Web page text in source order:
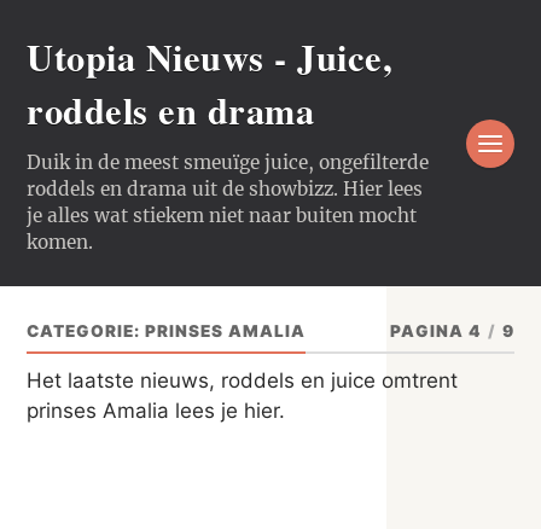
Utopia Nieuws - Juice,
roddels en drama
Duik in de meest smeuïge juice, ongefilterde
roddels en drama uit de showbizz. Hier lees
je alles wat stiekem niet naar buiten mocht
komen.
CATEGORIE:PRINSES AMALIA PAGINA 4 / 9
Het laatste nieuws, roddels en juice omtrent
prinses Amalia lees je hier.